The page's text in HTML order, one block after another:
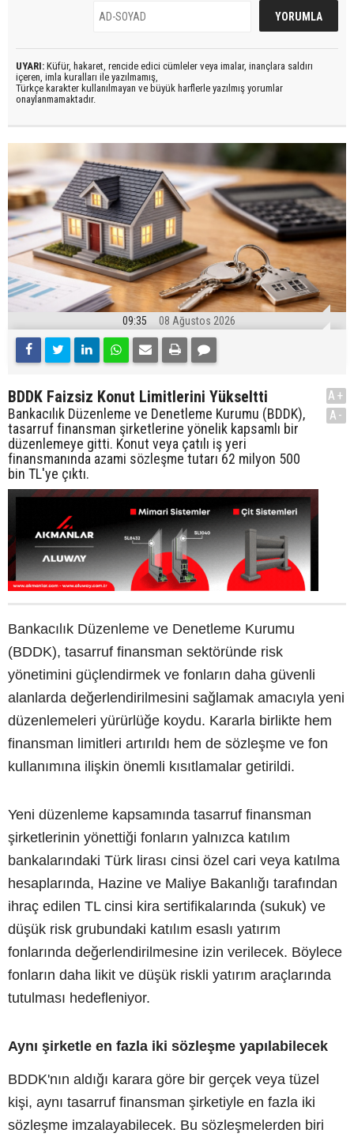
UYARI: Küfür, hakaret, rencide edici cümleler veya imalar, inançlara saldırı
içeren, imla kuralları ile yazılmamış,
Türkçe karakter kullanılmayan ve büyük harflerle yazılmış yorumlar
onaylanmamaktadır.
09:35 08 Ağustos 2026
BDDK Faizsiz Konut Limitlerini Yükseltti
Bankacılık Düzenleme ve Denetleme Kurumu (BDDK),
tasarruf finansman şirketlerine yönelik kapsamlı bir
düzenlemeye gitti. Konut veya çatılı iş yeri
finansmanında azami sözleşme tutarı 62 milyon 500
bin TL'ye çıktı.
A+
A-
Bankacılık Düzenleme ve Denetleme Kurumu
(BDDK), tasarruf finansman sektöründe risk
yönetimini güçlendirmek ve fonların daha güvenli
alanlarda değerlendirilmesini sağlamak amacıyla yeni
düzenlemeleri yürürlüğe koydu. Kararla birlikte hem
finansman limitleri artırıldı hem de sözleşme ve fon
kullanımına ilişkin önemli kısıtlamalar getirildi.
Yeni düzenleme kapsamında tasarruf finansman
şirketlerinin yönettiği fonların yalnızca katılım
bankalarındaki Türk lirası cinsi özel cari veya katılma
hesaplarında, Hazine ve Maliye Bakanlığı tarafından
ihraç edilen TL cinsi kira sertifikalarında (sukuk) ve
düşük risk grubundaki katılım esaslı yatırım
fonlarında değerlendirilmesine izin verilecek. Böylece
fonların daha likit ve düşük riskli yatırım araçlarında
tutulması hedefleniyor.
Aynı şirketle en fazla iki sözleşme yapılabilecek
BDDK'nın aldığı karara göre bir gerçek veya tüzel
kişi, aynı tasarruf finansman şirketiyle en fazla iki
sözleşme imzalayabilecek. Bu sözleşmelerden biri